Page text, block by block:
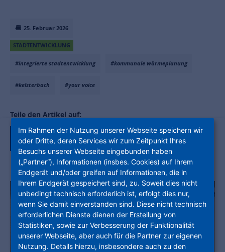
25. Februar 2026
STADTENTWICKLUNG
#integrierte stadtentwicklung #kommunale wärmeplanung
#kelsterbach #your voice
Teile den Artikel auf:
Im Rahmen der Nutzung unserer Webseite speichern wir
oder Dritte, deren Services wir zum Zeitpunkt Ihres
Besuchs unserer Webseite eingebunden haben
(„Partner“), Informationen (insbes. Cookies) auf Ihrem
Endgerät und/oder greifen auf Informationen, die in
Ihrem Endgerät gespeichert sind, zu. Soweit dies nicht
unbedingt technisch erforderlich ist, erfolgt dies nur,
wenn Sie damit einverstanden sind. Diese nicht technisch
erforderlichen Dienste dienen der Erstellung von
Statistiken, sowie zur Verbesserung der Funktionalität
unserer Webseite, aber auch für die Partner zur eigenen
Nutzung. Details hierzu, insbesondere auch zu den